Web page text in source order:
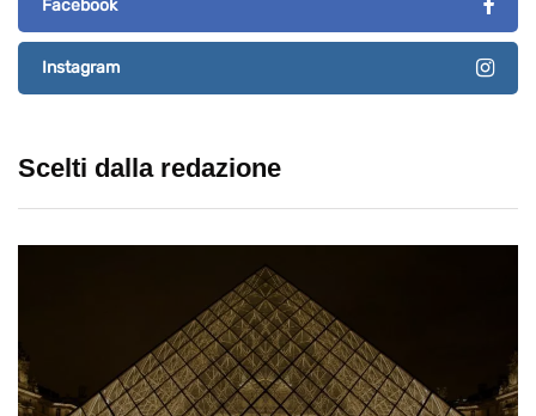
Facebook
Instagram
Scelti dalla redazione